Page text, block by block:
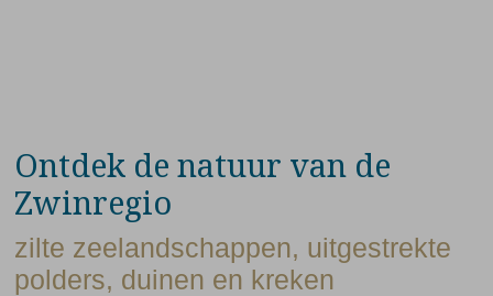
Ontdek de natuur van de
Zwinregio
zilte zeelandschappen, uitgestrekte
polders, duinen en kreken